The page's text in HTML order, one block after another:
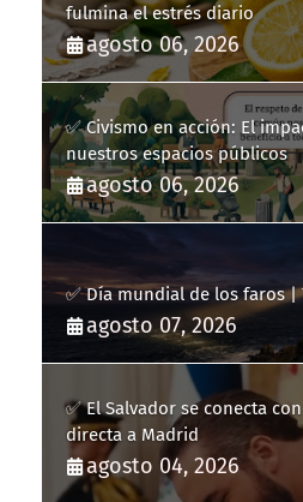
fulmina el estrés diario
agosto 06, 2026
✅ Civismo en acción: El
nuestros espacios públicos
agosto 06, 2026
✅ Día mundial de los faros |
agosto 07, 2026
✅ El Salvador se conecta
directa a Madrid
agosto 04, 2026